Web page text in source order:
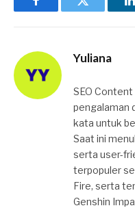
FacebookTwitter
Yuliana
SEO
pengalaman
kata untuk
Saat ini
serta user-
terpopuler
Fire, serta
Genshin